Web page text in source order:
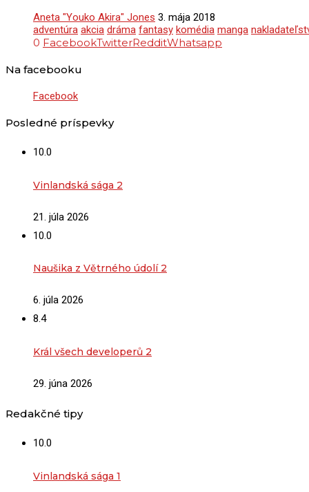
Aneta "Youko Akira" Jones 3. mája 2018
adventúra akcia dráma fantasy komédia manga
0 FacebookTwitterRedditWhatsapp
Na facebooku
Facebook
Posledné príspevky
10.0
Vinlandská sága 2
21. júla 2026
10.0
Naušika z Větrného údolí 2
6. júla 2026
8.4
Král všech developerů 2
29. júna 2026
Redakčné tipy
10.0
Vinlandská sága 1